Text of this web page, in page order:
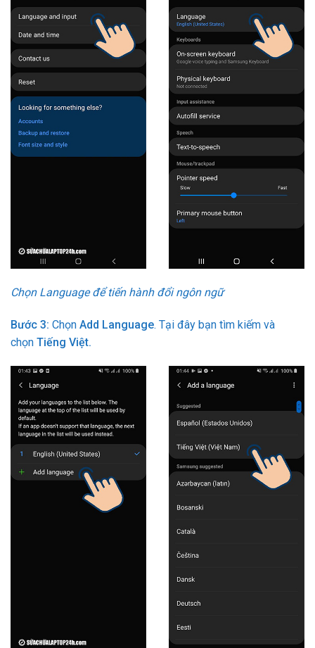
Chọn Language để tiến hành đổi ngôn ngữ
Bước 3: Chọn Add Language. Tại đây bạn tìm kiếm và
chọn Tiếng Việt.